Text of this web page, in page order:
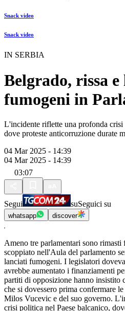
Snack video
Snack video
IN SERBIA
Belgrado, rissa
fumogeni in
L'incidente riflette una profonda crisi
dove proteste anticorruzione durate
04 Mar 2025 - 14:39
04 Mar 2025 - 14:39
03:07
Segui suSeguici su
whatsapp discover
Ameno tre parlamentari sono
scoppiato nell'Aula del parlamento
lanciati fumogeni. I legislatori
avrebbe aumentato i finanziamenti
partiti di opposizione hanno insistito
che si dovessero prima confermare
Milos Vucevic e del suo governo.
crisi politica nel Paese balcanico,